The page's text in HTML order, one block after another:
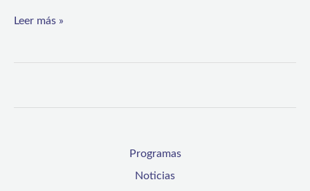
Leer más »
Programas
Noticias